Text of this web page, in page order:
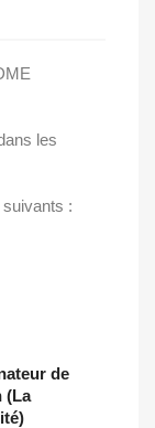
les
:
de
(La